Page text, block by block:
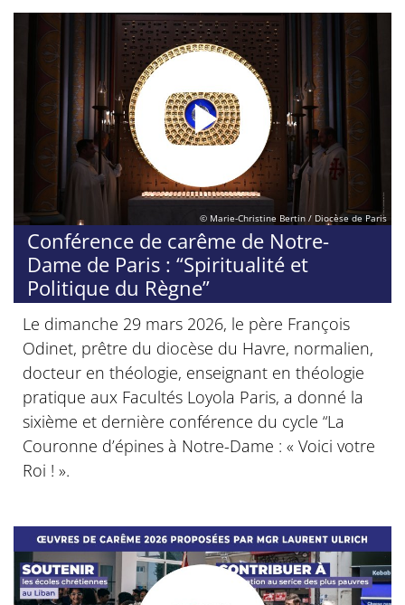
© Marie-Christine Bertin / Diocèse de Paris
Conférence de carême de Notre-
Dame de Paris : “Spiritualité et
Politique du Règne”
Le dimanche 29 mars 2026, le père François
Odinet, prêtre du diocèse du Havre, normalien,
docteur en théologie, enseignant en théologie
pratique aux Facultés Loyola Paris, a donné la
sixième et dernière conférence du cycle “La
Couronne d’épines à Notre-Dame : « Voici votre
Roi ! ».